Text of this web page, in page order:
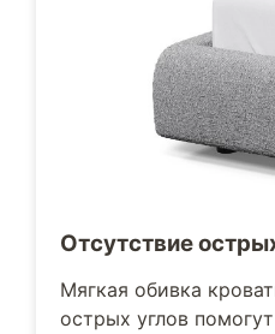
Отсутствие
Мягкая обивка
острых углов